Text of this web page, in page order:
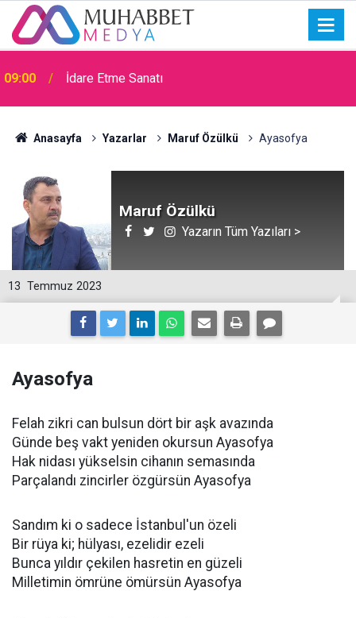
09:00 İdare Etme Sanatı
11:48 Bir can kardeşin ardından…
Anasayfa Yazarlar Maruf Özülkü Ayasofya
Maruf Özülkü
Yazarın Tüm Yazıları >
13 Temmuz 2023
Ayasofya
Felah zikri can bulsun dört bir aşk avazında
Günde beş vakt yeniden okursun Ayasofya
Hak nidası yükselsin cihanın semasında
Parçalandı zincirler özgürsün Ayasofya
Sandım ki o sadece İstanbul'un özeli
Bir rüya ki; hülyası, ezelidir ezeli
Bunca yıldır çekilen hasretin en güzeli
Milletimin ömrüne ömürsün Ayasofya